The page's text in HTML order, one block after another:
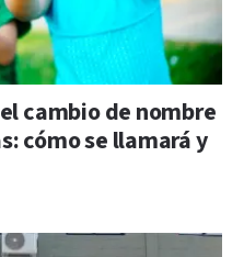
cambio de nombre
cómo se llamará y